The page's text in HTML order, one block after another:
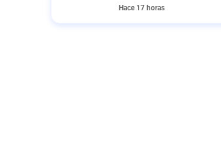
Hace 17 horas